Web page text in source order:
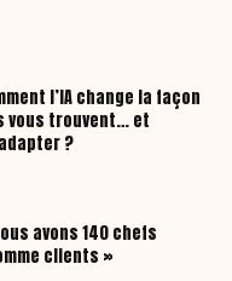
l’IA change la façon
vous trouvent… et
?
avons 140 chefs
clients »